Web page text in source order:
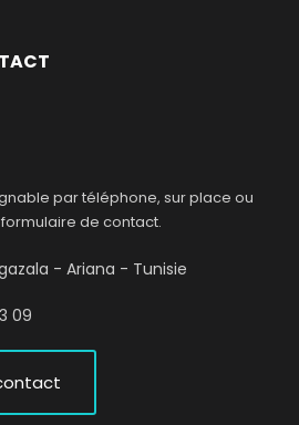
par téléphone, sur place ou
de contact.
- Ariana - Tunisie
09